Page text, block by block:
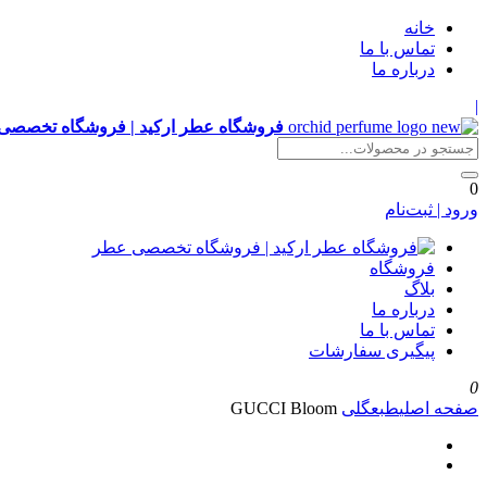
خانه
تماس با ما
درباره ما
|
فروشگاه عطر ارکید | فروشگاه
0
ورود | ثبت‌نام
فروشگاه
بلاگ
درباره ما
تماس با ما
پیگیری سفارشات
0
صفحه اصلیطبعگلی